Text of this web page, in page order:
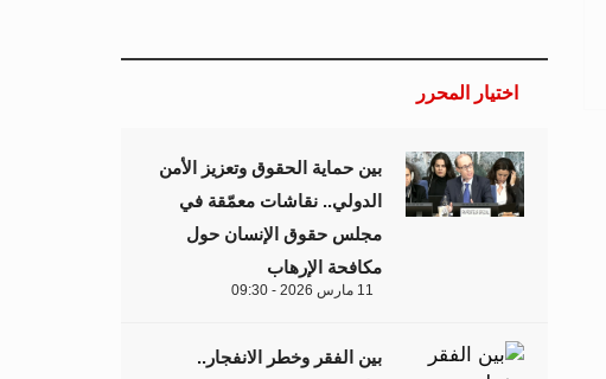
اختيار المحرر
بين حماية الحقوق وتعزيز الأمن
الدولي.. نقاشات معمّقة في
مجلس حقوق الإنسان حول
مكافحة الإرهاب
11 مارس 2026 - 09:30
بين الفقر وخطر الانفجار..